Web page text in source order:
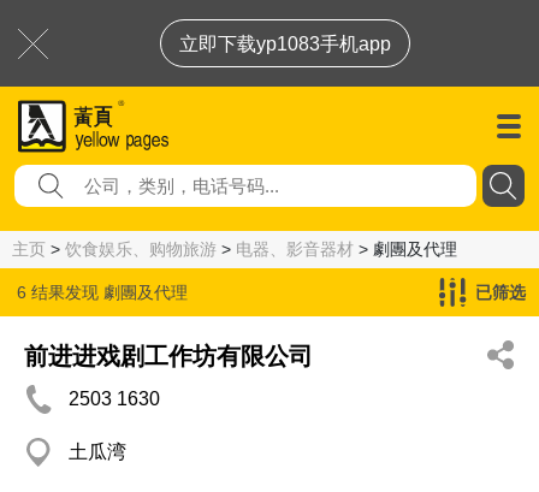
立即下载yp1083手机app
主页 > 饮食娱乐、购物旅游 > 电器、影音器材 > 劇團及代理
6 结果发现 劇團及代理 已筛选
前进进戏剧工作坊有限公司
2503 1630
土瓜湾